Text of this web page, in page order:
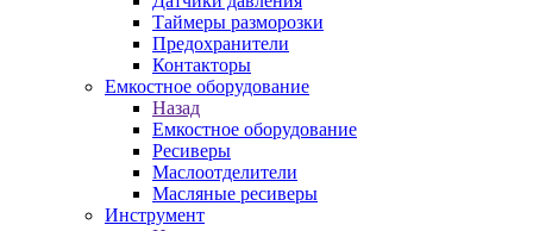
Таймеры разморозки
Предохранители
Контакторы
Емкостное оборудование
Назад
Емкостное оборудование
Ресиверы
Маслоотделители
Масляные ресиверы
Инструмент